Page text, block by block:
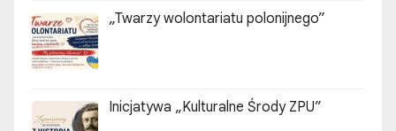
„Twarzy wolontariatu polonijnego”
Inicjatywa „Kulturalne Środy ZPU”